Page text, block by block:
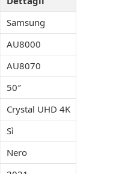
Samsung
AU8000
AU8070
50″
Crystal UHD 4K
Sì
Nero